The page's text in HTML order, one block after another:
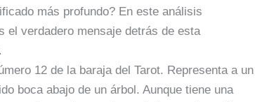
más profundo? En este análisis
el verdadero mensaje detrás de esta
12 de la baraja del Tarot. Representa a un
boca abajo de un árbol. Aunque tiene una